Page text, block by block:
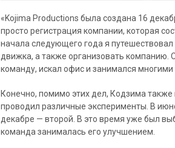
«Kojima Productions была создана 16
просто регистрация компании, которая
начала следующего года я путешествовал
движка, а также организовать компанию.
команду, искал офис и занимался
Конечно, помимо этих дел, Кодзима
проводил различные эксперименты. В
декабре — второй. В это время уже был
команда занималась его улучшением.